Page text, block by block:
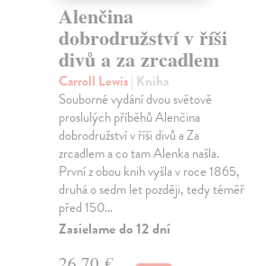
Alenčina
dobrodružství v říši
divů a za zrcadlem
Carroll Lewis| Kniha
Souborné vydání dvou světově
proslulých příběhů Alenčina
dobrodružství v říši divů a Za
zrcadlem a co tam Alenka našla.
První z obou knih vyšla v roce 1865,
druhá o sedm let později, tedy téměř
před 150…
Zasielame do 12 dní